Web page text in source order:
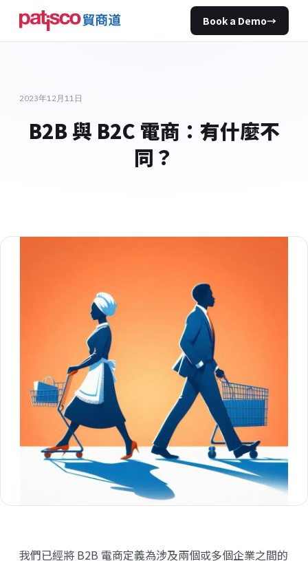
Book a Demo→
2023年12月11日
B2B 與 B2C 電商：有什麼不
同？
我們已經將 B2B 電商定義為涉及兩個或多個企業之間的